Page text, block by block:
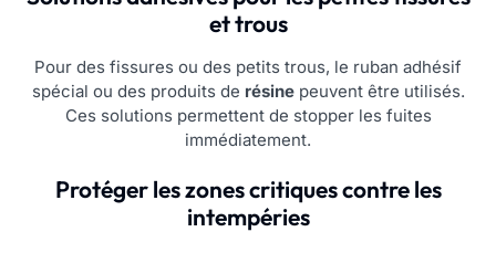
et trous
Pour des fissures ou des petits trous, le ruban adhésif
spécial ou des produits de résinepeuvent être utilisés.
Ces solutions permettent de stopper les fuites
immédiatement.
Protéger les zones critiques contre les
intempéries